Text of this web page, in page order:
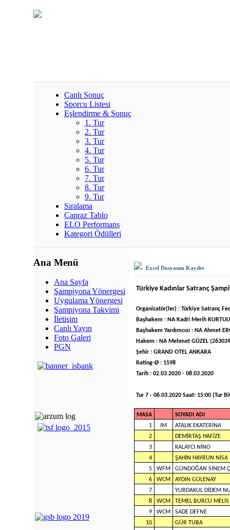
Canlı Sonuç
Sporcu Listesi
Eşlendirme & Sonuç
1. Tur
2. Tur
3. Tur
4. Tur
5. Tur
6. Tur
7. Tur
8. Tur
9. Tur
Sıralama
Çapraz Tablo
ELO Performans
Kategori Ödülleri
Ana Menü
Ana Sayfa
Şampiyona Yönergesi
Uygulama Yönergesi
Şampiyona Takvimi
İletişim
Canlı Yayın
Foto Galeri
PGN
Excel Dosyasını Kaydet
Türkiye Kadınlar Satranç
Organizatör(ler) : Türkiye Satranç
Başhakem : NA Kadri Merih
Başhakem Yardımcısı : NA Ahmet
Hakem : NA Mehmet GÜZEL
Şehir : GRAND OTEL ANKARA
Rating-Ø : 1598
Tarih : 02.03.2020 - 08.03.2020
Tur 7 - 06.03.2020 Saat: 15:00 (Tur
MASA
SOYADI ADI
1
IM
ATALIK EKATERİNA
2
DEMİRTAŞ HAFİZE
3
KALAYCI NİNO
4
ŞAHİN HAYRUN NİSA
5
WFM
GÜNDOĞAN SİNEM
6
WCM
AYDIN GÜLENAY
7
YURDAKUL DİDEM
8
WCM
TEMEL BURCU MELİS
9
WCM
SADE DEFNE
10
GÜR TUBA